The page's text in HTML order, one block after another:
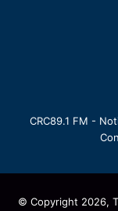
CRC89.1 FM -
© Copyright 2026,